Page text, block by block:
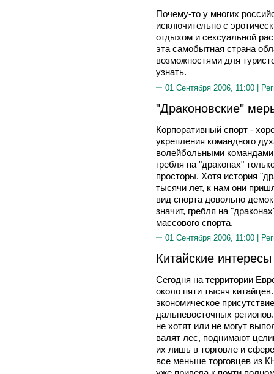
Почему-то у многих
исключительно с
отдыхом и сексуальной
эта самобытная страна
возможностями для
узнать.
01 Сентября 2006, 11:00 |
"Драконовские"
Корпоративный спорт -
укрепления командного
волейбольными командами
гребля на "драконах"
просторы. Хотя история
тысячи лет, к нам они
вид спорта довольно
значит, гребля на
массового спорта.
01 Сентября 2006, 11:00 |
Китайские
Сегодня на территории
около пяти тысяч
экономическое
дальневосточных
не хотят или не могут
валят лес, поднимают
их лишь в торговле и
все меньше торговцев из